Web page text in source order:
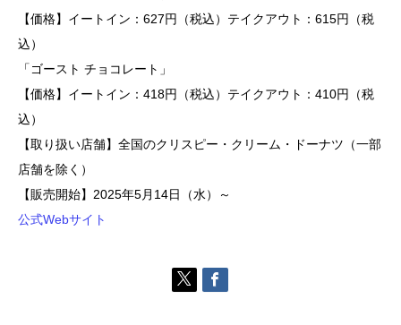
【価格】イートイン：627円（税込）テイクアウト：615円（税
込）
「ゴースト チョコレート」
【価格】イートイン：418円（税込）テイクアウト：410円（税
込）
【取り扱い店舗】全国のクリスピー・クリーム・ドーナツ（一部
店舗を除く）
【販売開始】2025年5月14日（水）～
公式Webサイト